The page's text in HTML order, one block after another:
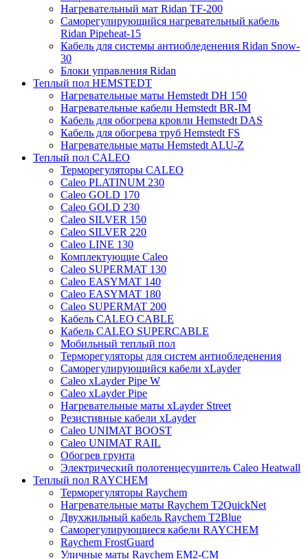
Нагревательный мат Ridan TF-200
Саморегулирующийся нагревательный кабель
Ridan Pipeheat-15
Кабель для системы антиобледенения Ridan Snow-
30
Блоки управления Ridan
Теплый пол HEMSTEDT
Нагревательные маты Hemstedt DH 150
Нагревательные кабели Hemstedt BR-IM
Кабель для обогрева кровли Hemstedt DAS
Кабель для обогрева труб Hemstedt FS
Нагревательные маты Hemstedt ALU-Z
Теплый пол CALEO
Терморегуляторы CALEO
Caleo PLATINUM 230
Caleo GOLD 170
Caleo GOLD 230
Caleo SILVER 150
Caleo SILVER 220
Caleo LINE 130
Комплектующие Caleo
Caleo SUPERMAT 130
Caleo EASYMAT 140
Caleo EASYMAT 180
Caleo SUPERMAT 200
Кабель CALEO CABLE
Кабель CALEO SUPERCABLE
Мобильный теплый пол
Терморегуляторы для систем антиобледенения
Саморегулирующийся кабели xLayder
Caleo xLayder Pipe W
Caleo xLayder Pipe
Нагревательные маты xLayder Street
Резистивные кабели xLayder
Caleo UNIMAT BOOST
Caleo UNIMAT RAIL
Обогрев грунта
Электрический полотенцесушитель Caleo Heatwall
Теплый пол RAYCHEM
Терморегуляторы Raychem
Нагревательные маты Raychem T2QuickNet
Двухжильный кабель Raychem T2Blue
Саморегулирующиеся кабели RAYCHEM
Raychem FrostGuard
Уличные маты Raychem EM2-CM